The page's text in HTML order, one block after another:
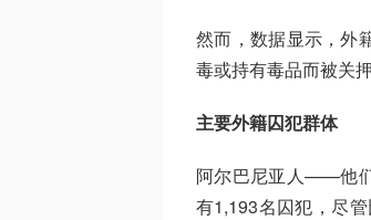
然而，数据显示，外
毒或持有毒品而被关
主要外籍囚犯群体
阿尔巴尼亚人——他
有1,193名囚犯，尽